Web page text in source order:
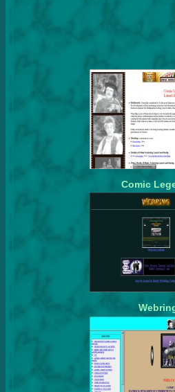
Comic